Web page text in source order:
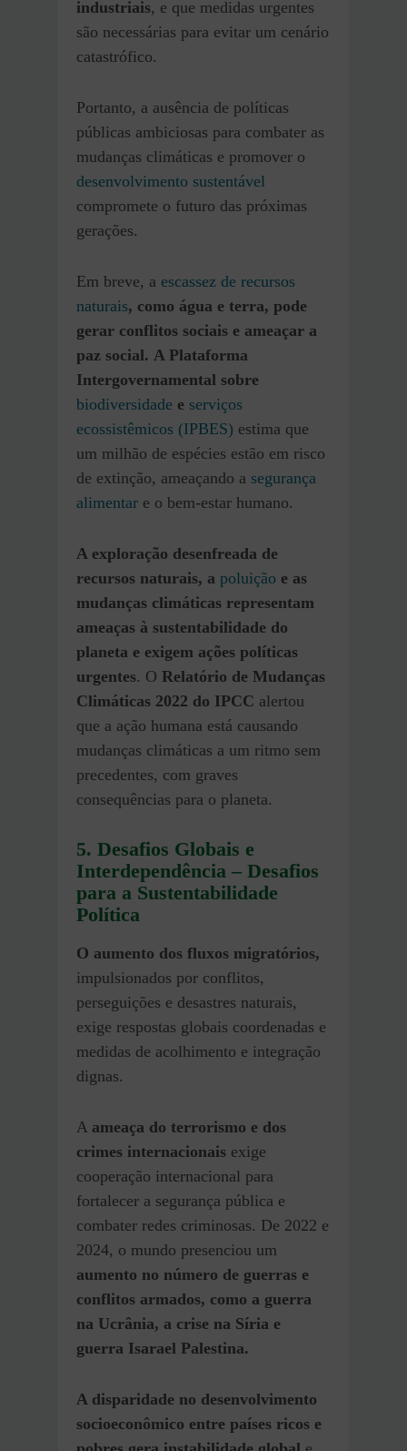
industriais, e que medidas urgentes
são necessárias para evitar um cenário
catastrófico.
Portanto, a ausência de políticas
públicas ambiciosas para combater as
mudanças climáticas e promover o
desenvolvimento sustentável
compromete o futuro das próximas
gerações.
Em breve, a escassez de recursos
naturais, como água e terra, pode
gerar conflitos sociais e ameaçar a
paz social. A Plataforma
Intergovernamental sobre
biodiversidade e serviços
ecossistêmicos (IPBES) estima que
um milhão de espécies estão em risco
de extinção, ameaçando a segurança
alimentar e o bem-estar humano.
A exploração desenfreada de
recursos naturais, a poluição e as
mudanças climáticas representam
ameaças à sustentabilidade do
planeta e exigem ações políticas
urgentes. O Relatório de Mudanças
Climáticas 2022 do IPCC alertou
que a ação humana está causando
mudanças climáticas a um ritmo sem
precedentes, com graves
consequências para o planeta.
5. Desafios Globais e
Interdependência – Desafios
para a Sustentabilidade
Política
O aumento dos fluxos migratórios,
impulsionados por conflitos,
perseguições e desastres naturais,
exige respostas globais coordenadas e
medidas de acolhimento e integração
dignas.
A ameaça do terrorismo e dos
crimes internacionais exige
cooperação internacional para
fortalecer a segurança pública e
combater redes criminosas. De 2022 e
2024, o mundo presenciou um
aumento no número de guerras e
conflitos armados, como a guerra
na Ucrânia, a crise na Síria e
guerra Isarael Palestina.
A disparidade no desenvolvimento
socioeconômico entre países ricos e